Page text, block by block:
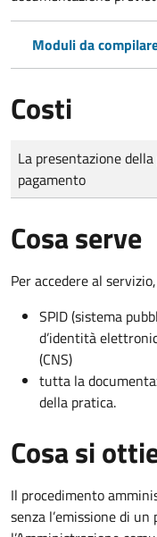
Moduli da
Costi
Tipo di pagamento
Importo
La presentazione
pagamento
Cosa serve
Per accedere al
SPID (sistema
d’identità
(CNS)
tutta la
della pratica.
Cosa si
Il procedimento
senza l’emissione di